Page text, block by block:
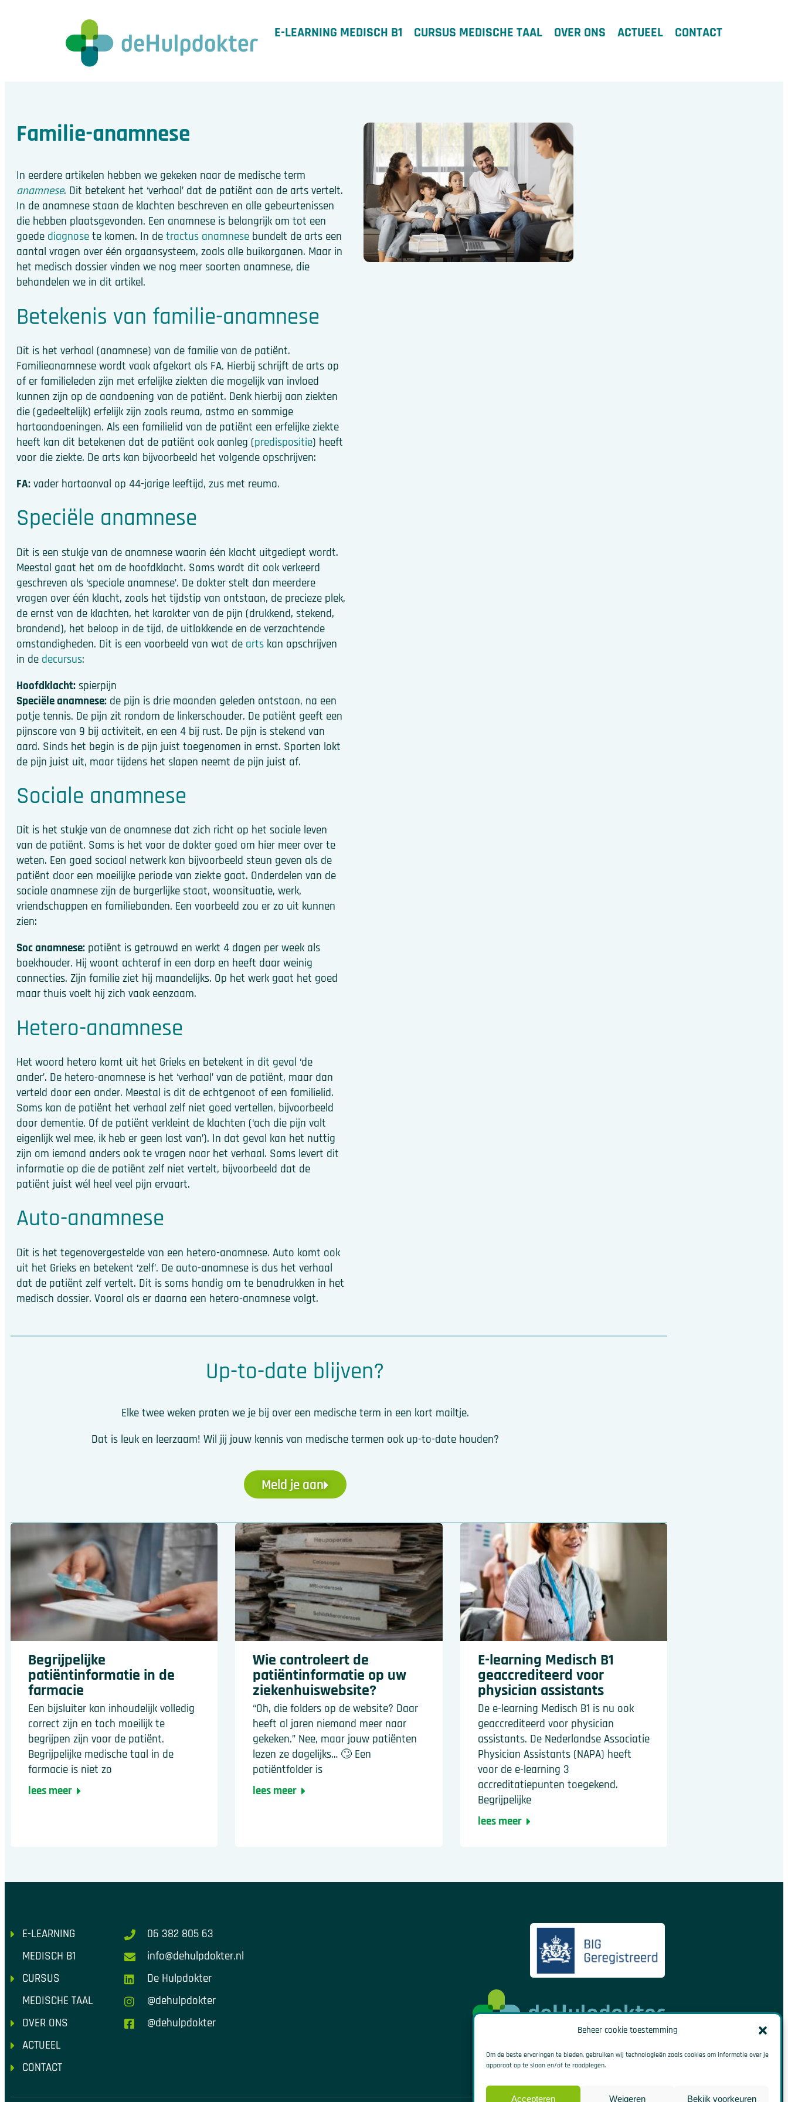
Beheer cookie toestemming
Om de beste ervaringen te bieden, gebruiken wij technologieën zoals cookies om informatie over je
apparaat op te slaan en/of te raadplegen.
Accepteren Weigeren Bekijk voorkeuren
E-LEARNING MEDISCH B1 CURSUS MEDISCHE TAAL OVER ONS ACTUEEL CONTACT
Familie-anamnese
In eerdere artikelen hebben we gekeken naar de medische term
anamnese. Dit betekent het ‘verhaal’ dat de patiënt aan de arts vertelt.
In de anamnese staan de klachten beschreven en alle gebeurtenissen
die hebben plaatsgevonden. Een anamnese is belangrijk om tot een
goede diagnose te komen. In de tractus anamnese bundelt de arts een
aantal vragen over één orgaansysteem, zoals alle buikorganen. Maar in
het medisch dossier vinden we nog meer soorten anamnese, die
behandelen we in dit artikel.
Betekenis van familie-anamnese
Dit is het verhaal (anamnese) van de familie van de patiënt.
Familieanamnese wordt vaak afgekort als FA. Hierbij schrijft de arts op
of er familieleden zijn met erfelijke ziekten die mogelijk van invloed
kunnen zijn op de aandoening van de patiënt. Denk hierbij aan ziekten
die (gedeeltelijk) erfelijk zijn zoals reuma, astma en sommige
hartaandoeningen. Als een familielid van de patiënt een erfelijke ziekte
heeft kan dit betekenen dat de patiënt ook aanleg (predispositie) heeft
voor die ziekte. De arts kan bijvoorbeeld het volgende opschrijven:
FA: vader hartaanval op 44-jarige leeftijd, zus met reuma.
Speciële anamnese
Dit is een stukje van de anamnese waarin één klacht uitgediept wordt.
Meestal gaat het om de hoofdklacht. Soms wordt dit ook verkeerd
geschreven als ‘speciale anamnese’. De dokter stelt dan meerdere
vragen over één klacht, zoals het tijdstip van ontstaan, de precieze plek,
de ernst van de klachten, het karakter van de pijn (drukkend, stekend,
brandend), het beloop in de tijd, de uitlokkende en de verzachtende
omstandigheden. Dit is een voorbeeld van wat de arts kan opschrijven
in de decursus:
Hoofdklacht: spierpijn
Speciële anamnese: de pijn is drie maanden geleden ontstaan, na een
potje tennis. De pijn zit rondom de linkerschouder. De patiënt geeft een
pijnscore van 9 bij activiteit, en een 4 bij rust. De pijn is stekend van
aard. Sinds het begin is de pijn juist toegenomen in ernst. Sporten lokt
de pijn juist uit, maar tijdens het slapen neemt de pijn juist af.
Sociale anamnese
Dit is het stukje van de anamnese dat zich richt op het sociale leven
van de patiënt. Soms is het voor de dokter goed om hier meer over te
weten. Een goed sociaal netwerk kan bijvoorbeeld steun geven als de
patiënt door een moeilijke periode van ziekte gaat. Onderdelen van de
sociale anamnese zijn de burgerlijke staat, woonsituatie, werk,
vriendschappen en familiebanden. Een voorbeeld zou er zo uit kunnen
zien:
Soc anamnese: patiënt is getrouwd en werkt 4 dagen per week als
boekhouder. Hij woont achteraf in een dorp en heeft daar weinig
connecties. Zijn familie ziet hij maandelijks. Op het werk gaat het goed
maar thuis voelt hij zich vaak eenzaam.
Hetero-anamnese
Het woord hetero komt uit het Grieks en betekent in dit geval ‘de
ander’. De hetero-anamnese is het ‘verhaal’ van de patiënt, maar dan
verteld door een ander. Meestal is dit de echtgenoot of een familielid.
Soms kan de patiënt het verhaal zelf niet goed vertellen, bijvoorbeeld
door dementie. Of de patiënt verkleint de klachten (‘ach die pijn valt
eigenlijk wel mee, ik heb er geen last van’). In dat geval kan het nuttig
zijn om iemand anders ook te vragen naar het verhaal. Soms levert dit
informatie op die de patiënt zelf niet vertelt, bijvoorbeeld dat de
patiënt juist wél heel veel pijn ervaart.
Auto-anamnese
Dit is het tegenovergestelde van een hetero-anamnese. Auto komt ook
uit het Grieks en betekent ‘zelf’. De auto-anamnese is dus het verhaal
dat de patiënt zelf vertelt. Dit is soms handig om te benadrukken in het
medisch dossier. Vooral als er daarna een hetero-anamnese volgt.
Up-to-date blijven?
Elke twee weken praten we je bij over een medische term in een kort mailtje.
Dat is leuk en leerzaam! Wil jij jouw kennis van medische termen ook up-to-date houden?
Meld je aan
Begrijpelijke
patiëntinformatie in de
farmacie
Een bijsluiter kan inhoudelijk volledig
correct zijn en toch moeilijk te
begrijpen zijn voor de patiënt.
Begrijpelijke medische taal in de
farmacie is niet zo
lees meer
Wie controleert de
patiëntinformatie op uw
ziekenhuiswebsite?
“Oh, die folders op de website? Daar
heeft al jaren niemand meer naar
gekeken.” Nee, maar jouw patiënten
lezen ze dagelijks… 🙄 Een
patiëntfolder is
lees meer
E-learning Medisch B1
geaccrediteerd voor
physician assistants
De e-learning Medisch B1 is nu ook
geaccrediteerd voor physician
assistants. De Nederlandse Associatie
Physician Assistants (NAPA) heeft
voor de e-learning 3
accreditatiepunten toegekend.
Begrijpelijke
lees meer
E-LEARNING
MEDISCH B1
CURSUS
MEDISCHE TAAL
OVER ONS
ACTUEEL
CONTACT
06 382 805 63
info@dehulpdokter.nl
De Hulpdokter
@dehulpdokter
@dehulpdokter